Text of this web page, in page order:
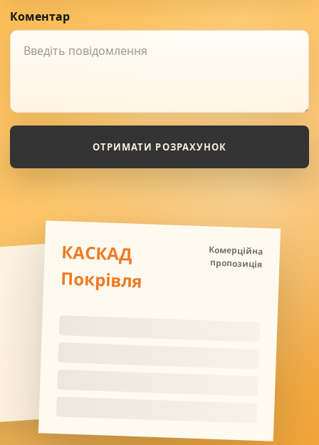
Коментар
ОТРИМАТИ РОЗРАХУНОК
КАСКАД
Покрівля
Комерційна
пропозиція